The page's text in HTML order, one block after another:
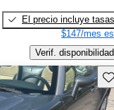
El precio incluye tasas
$147/mes
Verif. disponibilidad